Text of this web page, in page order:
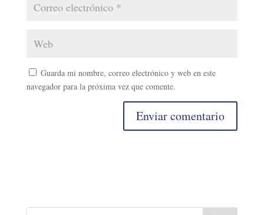
Guarda mi nombre, correo electrónico y web en este
navegador para la próxima vez que comente.